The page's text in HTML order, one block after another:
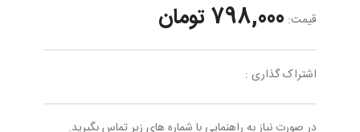
قیمت: 798,000 تومان
اشتراک گذاری :